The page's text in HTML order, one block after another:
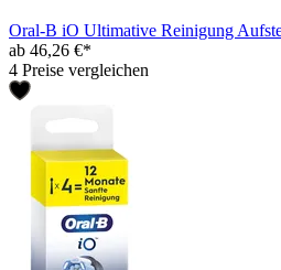
Oral-B iO Ultimative Reinigung
ab 46,26 €*
4 Preise vergleichen